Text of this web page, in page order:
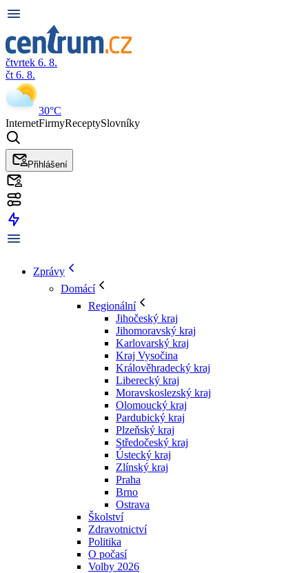
čtvrtek 6. 8.
čt 6. 8.
30°C
InternetFirmyReceptySlovníky
Přihlášení
Zprávy
Domácí
Regionální
Jihočeský kraj
Jihomoravský kraj
Karlovarský kraj
Kraj Vysočina
Králověhradecký kraj
Liberecký kraj
Moravskoslezský kraj
Olomoucký kraj
Pardubický kraj
Plzeňský kraj
Středočeský kraj
Ústecký kraj
Zlínský kraj
Praha
Brno
Ostrava
Školství
Zdravotnictví
Politika
O počasí
Volby 2026